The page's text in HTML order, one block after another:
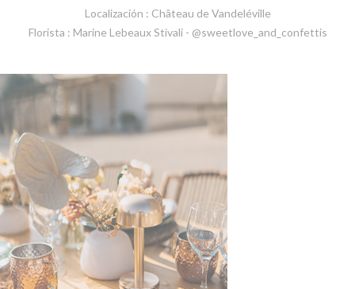
Localización : Château de Vandeléville
Florista : Marine Lebeaux Stivali - @sweetlove_and_confettis